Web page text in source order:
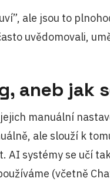
ale jsou to
uvědomovali,
aneb jak
manuální
ale slouží k
AI systémy se učí
(včetně